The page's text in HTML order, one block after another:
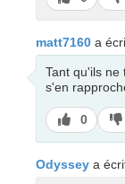
matt7160 a
Tant qu'ils ne
s'en
J’aime
0
Odyssey a